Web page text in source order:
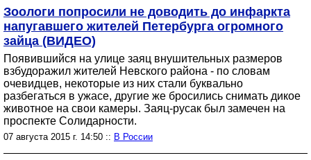
Зоологи попросили не доводить до инфаркта
напугавшего жителей Петербурга огромного
зайца (ВИДЕО)
Появившийся на улице заяц внушительных размеров
взбудоражил жителей Невского района - по словам
очевидцев, некоторые из них стали буквально
разбегаться в ужасе, другие же бросились снимать дикое
животное на свои камеры. Заяц-русак был замечен на
проспекте Солидарности.
07 августа 2015 г. 14:50 :: В России